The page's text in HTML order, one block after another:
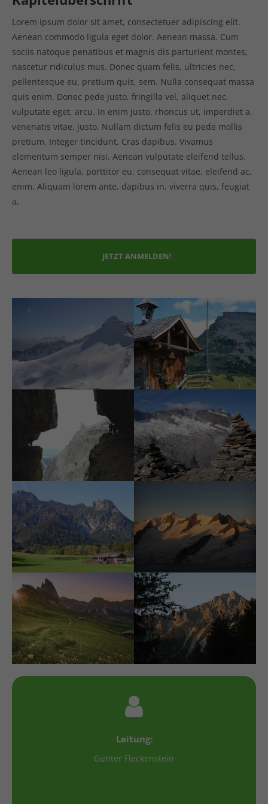
Lorem ipsum dolor sit amet, consectetuer adipiscing elit.
Aenean commodo ligula eget dolor. Aenean massa. Cum
sociis natoque penatibus et magnis dis parturient montes,
nascetur ridiculus mus. Donec quam felis, ultricies nec,
pellentesque eu, pretium quis, sem. Nulla consequat massa
quis enim. Donec pede justo, fringilla vel, aliquet nec,
vulputate eget, arcu. In enim justo, rhoncus ut, imperdiet a,
venenatis vitae, justo. Nullam dictum felis eu pede mollis
pretium. Integer tincidunt. Cras dapibus. Vivamus
elementum semper nisi. Aenean vulputate eleifend tellus.
Aenean leo ligula, porttitor eu, consequat vitae, eleifend ac,
enim. Aliquam lorem ante, dapibus in, viverra quis, feugiat
a,
JETZT ANMELDEN!
Leitung:
Günter Fleckenstein